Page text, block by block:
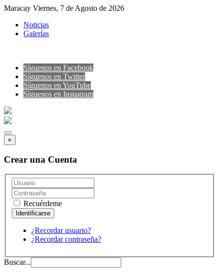
Maracay Viernes, 7 de Agosto de 2026
Noticias
Galerías
Síguenos en Facebook
Síguenos en Twitter
Síguenos en YouTube
Sìguenos en Instagram
×
Crear una Cuenta
Recuérdeme
¿Recordar usuario?
¿Recordar contraseña?
Buscar...